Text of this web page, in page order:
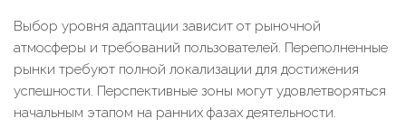
Выбор уровня адаптации зависит от рыночной
атмосферы и требований пользователей. Переполненные
рынки требуют полной локализации для достижения
успешности. Перспективные зоны могут удовлетворяться
начальным этапом на ранних фазах деятельности.